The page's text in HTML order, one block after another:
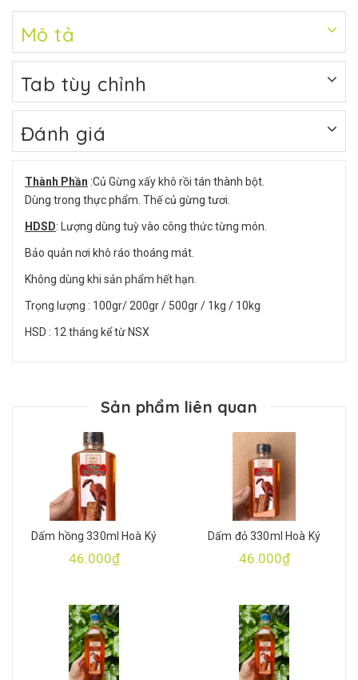
Mô tả
Tab tùy chỉnh
Đánh giá
Thành Phần :Củ Gừng xấy khô rồi tán thành bột.
Dùng trong thực phẩm. Thế củ gừng tươi.
HDSD: Lượng dùng tuỳ vào công thức từng món.
Bảo quản nơi khô ráo thoáng mát.
Không dùng khi sản phẩm hết hạn.
Trọng lượng : 100gr/ 200gr / 500gr / 1kg / 10kg
HSD : 12 tháng kể từ NSX
Sản phẩm liên quan
Dấm hồng 330ml Hoà Ký
46.000₫
Dấm đỏ 330ml Hoà Ký
46.000₫